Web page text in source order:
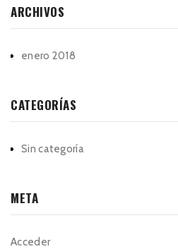
ARCHIVOS
enero 2018
CATEGORÍAS
Sin categoría
META
Acceder